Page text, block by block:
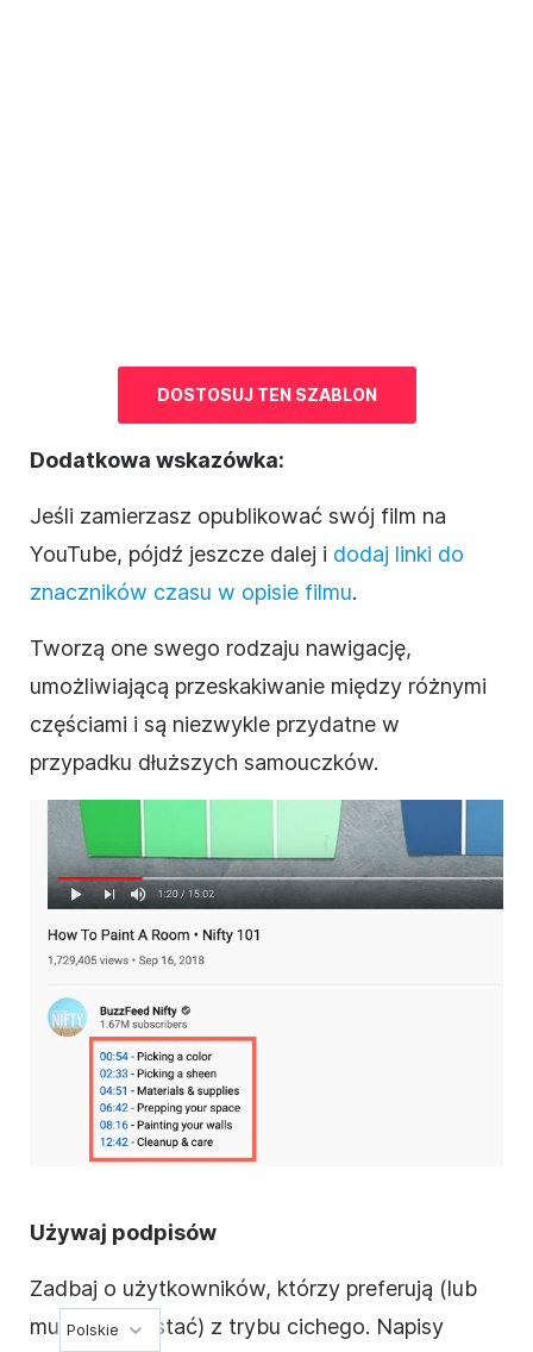
DOSTOSUJ TEN SZABLON
Dodatkowa wskazówka:
Jeśli zamierzasz opublikować swój film na
YouTube, pójdź jeszcze dalej i dodaj linki do
znaczników czasu w opisie filmu.
Tworzą one swego rodzaju nawigację,
umożliwiającą przeskakiwanie między różnymi
częściami i są niezwykle przydatne w
przypadku dłuższych samouczków.
Używaj podpisów
Zadbaj o użytkowników, którzy preferują (lub
muszą korzystać) z trybu cichego. Napisy
Polskie